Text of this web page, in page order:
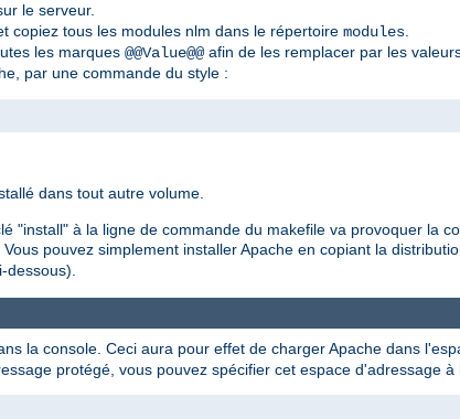
le serveur.
copiez tous les modules nlm dans le répertoire modules.
les marques @@Value@@afin de les remplacer par les
par une commande du style :
dans tout autre volume.
"install" à la ligne de commande du makefile va provoquer la
Vous pouvez simplement installer Apache en copiant la
dessous).
la console. Ceci aura pour effet de charger Apache dans
protégé, vous pouvez spécifier cet espace d'adressage